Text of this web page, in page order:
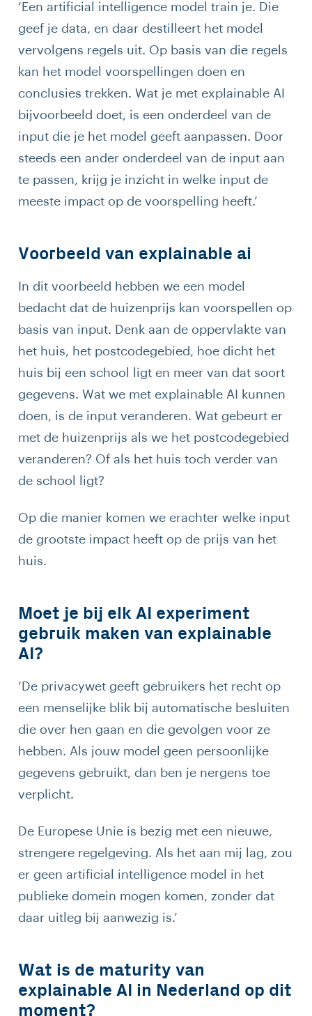
‘Een artificial intelligence model train je. Die
geef je data, en daar destilleert het model
vervolgens regels uit. Op basis van die regels
kan het model voorspellingen doen en
conclusies trekken. Wat je met explainable AI
bijvoorbeeld doet, is een onderdeel van de
input die je het model geeft aanpassen. Door
steeds een ander onderdeel van de input aan
te passen, krijg je inzicht in welke input de
meeste impact op de voorspelling heeft.’
Voorbeeld van explainable ai
In dit voorbeeld hebben we een model
bedacht dat de huizenprijs kan voorspellen op
basis van input. Denk aan de oppervlakte van
het huis, het postcodegebied, hoe dicht het
huis bij een school ligt en meer van dat soort
gegevens. Wat we met explainable AI kunnen
doen, is de input veranderen. Wat gebeurt er
met de huizenprijs als we het postcodegebied
veranderen? Of als het huis toch verder van
de school ligt?
Op die manier komen we erachter welke input
de grootste impact heeft op de prijs van het
huis.
Moet je bij elk AI experiment
gebruik maken van explainable
AI?
‘De privacywet geeft gebruikers het recht op
een menselijke blik bij automatische besluiten
die over hen gaan en die gevolgen voor ze
hebben. Als jouw model geen persoonlijke
gegevens gebruikt, dan ben je nergens toe
verplicht.
De Europese Unie is bezig met een nieuwe,
strengere regelgeving. Als het aan mij lag, zou
er geen artificial intelligence model in het
publieke domein mogen komen, zonder dat
daar uitleg bij aanwezig is.’
Wat is de maturity van
explainable AI in Nederland op dit
moment?